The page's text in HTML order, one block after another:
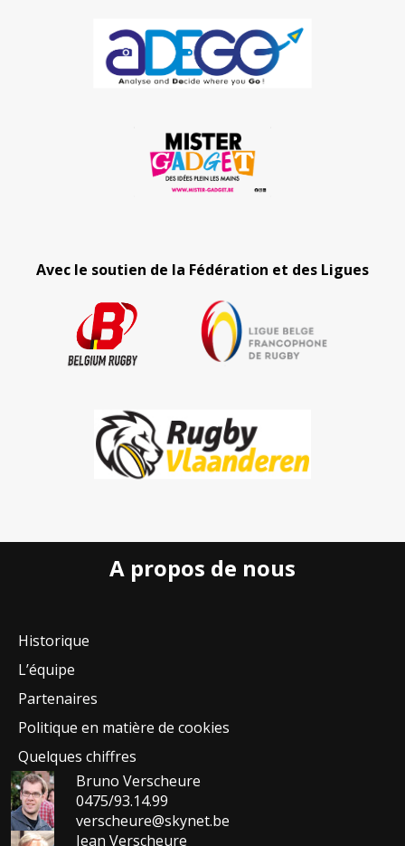
Avec le soutien de la Fédération et des Ligues
A propos de nous
Historique
L’équipe
Partenaires
Politique en matière de cookies
Quelques chiffres
Bruno Verscheure
0475/93.14.99
verscheure@skynet.be
Jean Verscheure